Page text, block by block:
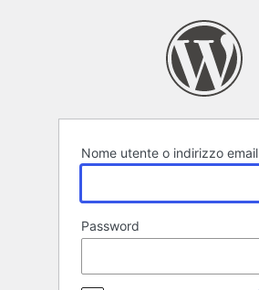
Nome utente o indirizzo email
Password